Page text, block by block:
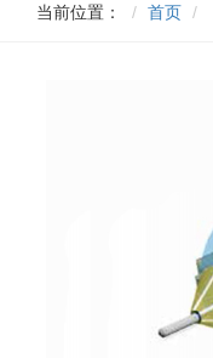
当前位置： 首页